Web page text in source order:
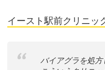
イースト駅前クリニッ
バイアグラを処方